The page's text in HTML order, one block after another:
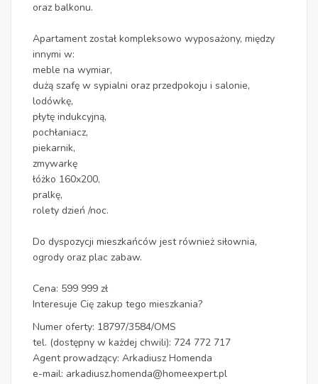
oraz balkonu.
Apartament został kompleksowo wyposażony, między
innymi w:
meble na wymiar,
dużą szafę w sypialni oraz przedpokoju i salonie,
lodówkę,
płytę indukcyjną,
pochłaniacz,
piekarnik,
zmywarkę
łóżko 160x200,
pralkę,
rolety dzień /noc.
Do dyspozycji mieszkańców jest również siłownia,
ogrody oraz plac zabaw.
Cena: 599 999 zł
Interesuje Cię zakup tego mieszkania?
Numer oferty: 18797/3584/OMS
tel. (dostępny w każdej chwili): 724 772 717
Agent prowadzący: Arkadiusz Homenda
e-mail: arkadiusz.homenda@homeexpert.pl